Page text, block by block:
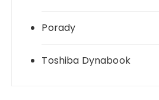
Porady
Toshiba Dynabook